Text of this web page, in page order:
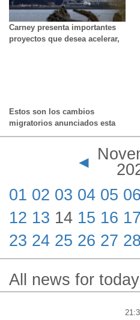
Carney presenta importantes
proyectos que desea acelerar,
Estos son los cambios
migratorios anunciados esta
semana
◄
01 02 03 04 05 06
12 13 14 15 16 17
23 24 25 26 27 28
All news for today